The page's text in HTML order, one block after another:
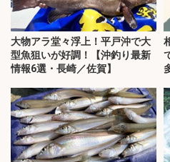
大物アラ堂々浮上！平戸沖で大
型魚狙いが好調！【沖釣り最新
情報6選・長崎／佐賀】